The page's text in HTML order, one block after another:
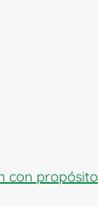
con propósito